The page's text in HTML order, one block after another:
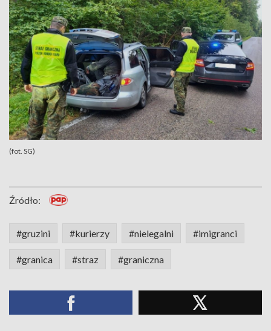
(fot. SG)
Źródło:
#gruzini #kurierzy #nielegalni #imigranci
#granica #straz #graniczna